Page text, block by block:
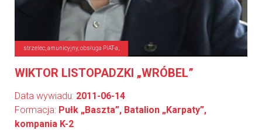
strzelec, amunicyjny, obsługa PIAT-a,
WIKTOR LISTOPADZKI „WRÓBEL”
Data wywiadu: 2011-06-14
Formacja: Pułk „Baszta”, Batalion „Karpaty”,
kompania K-2